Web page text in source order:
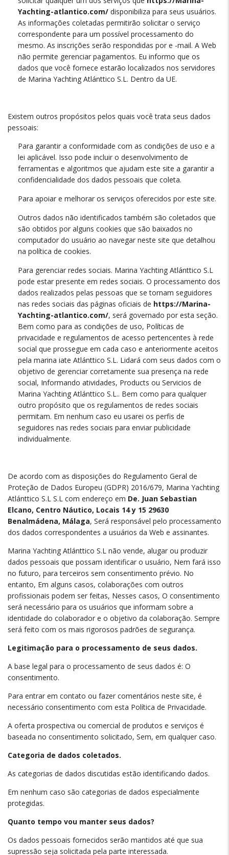
Yachting-atlantico.com/ disponibiliza para seus usuários.
As informações coletadas permitirão solicitar o serviço
correspondente para um possível processamento do
mesmo. As inscrições serão respondidas por e -mail. A Web
não permite gerenciar pagamentos. Eu informo que os
dados que você fornece estarão localizados nos servidores
de Marina Yachting Atlánttico S.L. Dentro da UE.
Existem outros propósitos pelos quais você trata seus dados
pessoais:
Para garantir a conformidade com as condições de uso e a
lei aplicável. Isso pode incluir o desenvolvimento de
ferramentas e algoritmos que ajudam este site a garantir a
confidencialidade dos dados pessoais que coleta.
Para apoiar e melhorar os serviços oferecidos por este site.
Outros dados não identificados também são coletados que
são obtidos por alguns cookies que são baixados no
computador do usuário ao navegar neste site que detalhou
na política de cookies.
Para gerenciar redes sociais. Marina Yachting Atlánttico S.L
pode estar presente em redes sociais. O processamento dos
dados realizados pelas pessoas que se tornam seguidores
nas redes sociais das páginas oficiais de https://Marina-
Yachting-atlantico.com/, será governado por esta seção.
Bem como para as condições de uso, Políticas de
privacidade e regulamentos de acesso pertencentes à rede
social que prossegue em cada caso e anteriormente aceitos
pela marina iate Atlánttico S.L. Lidará com seus dados com o
objetivo de gerenciar corretamente sua presença na rede
social, Informando atividades, Products ou Servicios de
Marina Yachting Atlánttico S.L.. Bem como para qualquer
outro propósito que os regulamentos de redes sociais
permitam. Em nenhum caso eu usarei os perfis de
seguidores nas redes sociais para enviar publicidade
individualmente.
De acordo com as disposições do Regulamento Geral de
Proteção de Dados Europeu (GDPR) 2016/679, Marina Yachting
Atlánttico S.L S.L com endereço em De. Juan Sebastian
Elcano, Centro Náutico, Locais 14 y 15 29630
Benalmádena, Málaga, Será responsável pelo processamento
dos dados correspondentes a usuários da Web e assinantes.
Marina Yachting Atlánttico S.L não vende, alugar ou produzir
dados pessoais que possam identificar o usuário, Nem fará isso
no futuro, para terceiros sem consentimento prévio. No
entanto, Em alguns casos, colaborações com outros
profissionais podem ser feitas, Nesses casos, O consentimento
será necessário para os usuários que informam sobre a
identidade do colaborador e o objetivo da colaboração. Sempre
será feito com os mais rigorosos padrões de segurança.
Legitimação para o processamento de seus dados.
A base legal para o processamento de seus dados é: O
consentimento.
Para entrar em contato ou fazer comentários neste site, é
necessário consentimento com esta Política de Privacidade.
A oferta prospectiva ou comercial de produtos e serviços é
baseada no consentimento solicitado, Sem, em qualquer caso.
Categoria de dados coletados.
As categorias de dados discutidas estão identificando dados.
Em nenhum caso são categorias de dados especialmente
protegidas.
Quanto tempo vou manter seus dados?
Os dados pessoais fornecidos serão mantidos até que sua
supressão seja solicitada pela parte interessada.